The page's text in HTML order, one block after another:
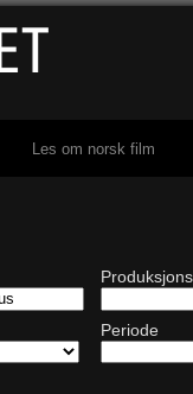
Les om norsk film
Periode